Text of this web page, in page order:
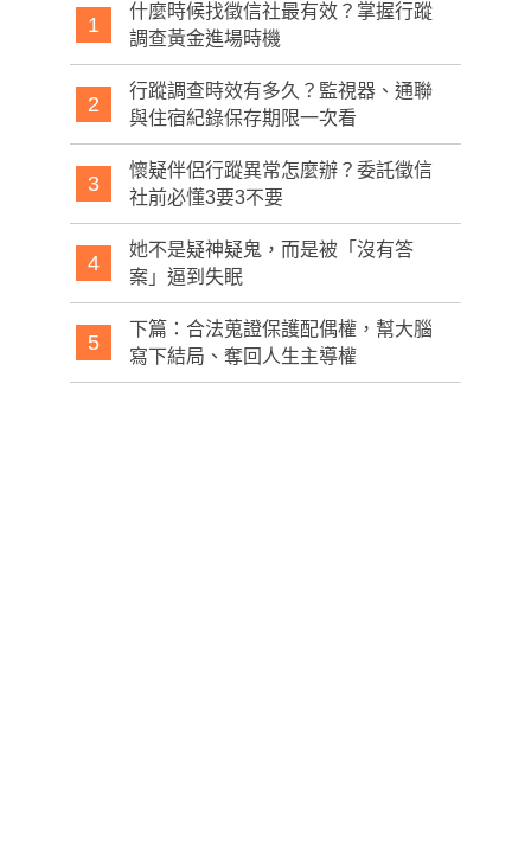
1
什麼時候找徵信社最有效？掌握行蹤
調查黃金進場時機
2
行蹤調查時效有多久？監視器、通聯
與住宿紀錄保存期限一次看
3
懷疑伴侶行蹤異常怎麼辦？委託徵信
社前必懂3要3不要
4
她不是疑神疑鬼，而是被「沒有答
案」逼到失眠
5
下篇：合法蒐證保護配偶權，幫大腦
寫下結局、奪回人生主導權